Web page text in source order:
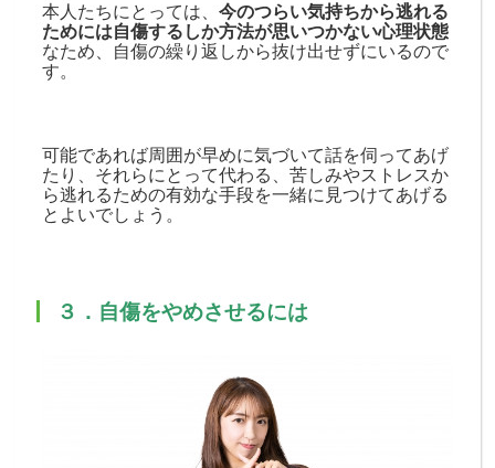
本人たちにとっては、今のつらい気持ちから逃れる
ためには自傷するしか方法が思いつかない心理状態
なため、自傷の繰り返しから抜け出せずにいるので
す。
可能であれば周囲が早めに気づいて話を伺ってあげ
たり、それらにとって代わる、苦しみやストレスか
ら逃れるための有効な手段を一緒に見つけてあげる
とよいでしょう。
３．自傷をやめさせるには